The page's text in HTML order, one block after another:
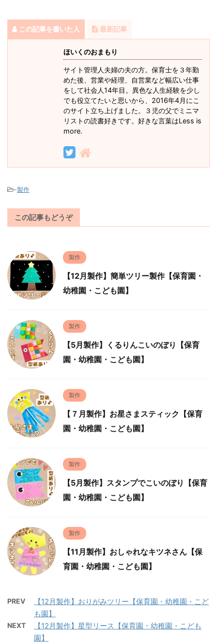
この記事を書いた人 最新記事
ほいくのおまもり
サイト管理人夫婦の夫の方。保育士を３年勤
めた後、営業や経理、自営業など幅広い仕事
をして社会人14年目。異色な人生経験を少し
でも役立てたいと思いから、2016年4月にこ
のサイト立ち上げました。３児の父でミニマ
リストの読書好きです。好きな言葉はLess is
more.
-製作
この記事もどうぞ
製作
【12月製作】簡単ツリー製作【保育園・
幼稚園・こども園】
製作
【5月製作】くるりんこいのぼり【保育
園・幼稚園・こども園】
製作
【７月製作】お星さまスティック【保育
園・幼稚園・こども園】
製作
【5月製作】スタンプでこいのぼり【保育
園・幼稚園・こども園】
製作
【11月製作】おしゃれなキツネさん【保
育園・幼稚園・こども園】
PREV
【12月製作】おりがみツリー【保育園・幼稚園・こど
も園】
NEXT
【12月製作】星型リース【保育園・幼稚園・こども
園】